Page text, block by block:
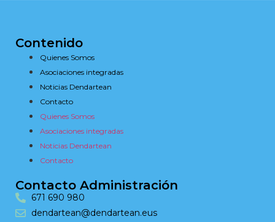
Contenido
Quienes Somos
Asociaciones integradas
Noticias Dendartean
Contacto
Quienes Somos
Asociaciones integradas
Noticias Dendartean
Contacto
Contacto Administración
671 690 980
dendartean@dendartean.eus